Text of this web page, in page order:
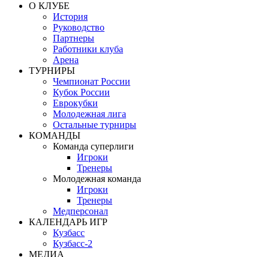
О КЛУБЕ
История
Руководство
Партнеры
Работники клуба
Арена
ТУРНИРЫ
Чемпионат России
Кубок России
Еврокубки
Молодежная лига
Остальные турниры
КОМАНДЫ
Команда суперлиги
Игроки
Тренеры
Молодежная команда
Игроки
Тренеры
Медперсонал
КАЛЕНДАРЬ ИГР
Кузбасс
Кузбасс-2
МЕДИА